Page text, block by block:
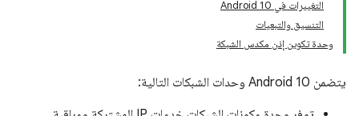
التغييرات في Android 10
التنسيق والتبعيات
وحدة تكوين إذن مكدس الشبكة
يتضمن Android 10 وحدات الشبكات التالية: